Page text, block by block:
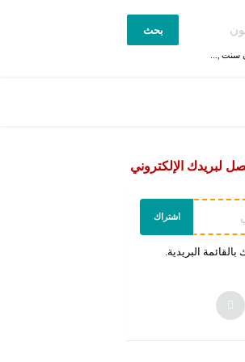
بحث
سنت
لبريدك الإلكتروني
اشتراك
البريدية.